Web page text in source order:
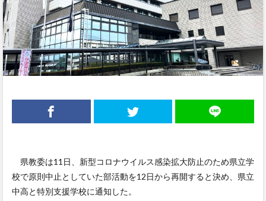
県教委は11日、新型コロナウイルス感染拡大防止のため県立学
校で原則中止としていた部活動を12日から再開すると決め、県立
中高と特別支援学校に通知した。